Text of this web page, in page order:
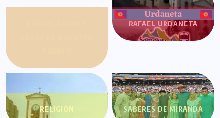
RAFAEL URDANETA
RELIGIÓN SABERES DE MIRANDA